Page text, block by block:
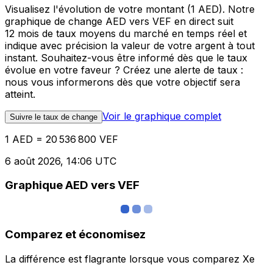
Visualisez l'évolution de votre montant (1 AED). Notre
graphique de change AED vers VEF en direct suit
12 mois de taux moyens du marché en temps réel et
indique avec précision la valeur de votre argent à tout
instant. Souhaitez-vous être informé dès que le taux
évolue en votre faveur ? Créez une alerte de taux :
nous vous informerons dès que votre objectif sera
atteint.
Suivre le taux de change Voir le graphique complet
1 AED = 20 536 800 VEF
6 août 2026, 14:06 UTC
Graphique AED vers VEF
Comparez et économisez
La différence est flagrante lorsque vous comparez Xe